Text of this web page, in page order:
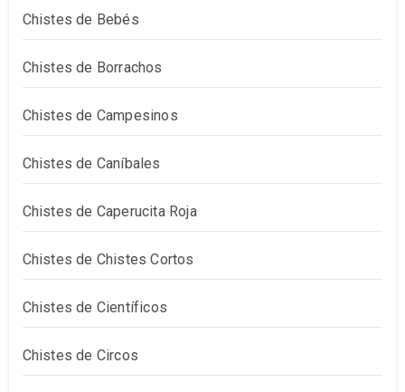
Chistes de Bebés
Chistes de Borrachos
Chistes de Campesinos
Chistes de Caníbales
Chistes de Caperucita Roja
Chistes de Chistes Cortos
Chistes de Científicos
Chistes de Circos